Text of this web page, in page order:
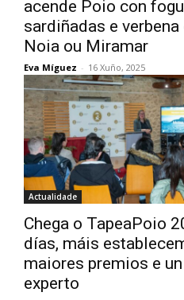
acende Poio con
sardiñadas e
Noia ou Miramar
Eva Míguez - 16 Xuño, 2025
Actualidade
Chega o TapeaPoio
días, máis
maiores premios e
experto